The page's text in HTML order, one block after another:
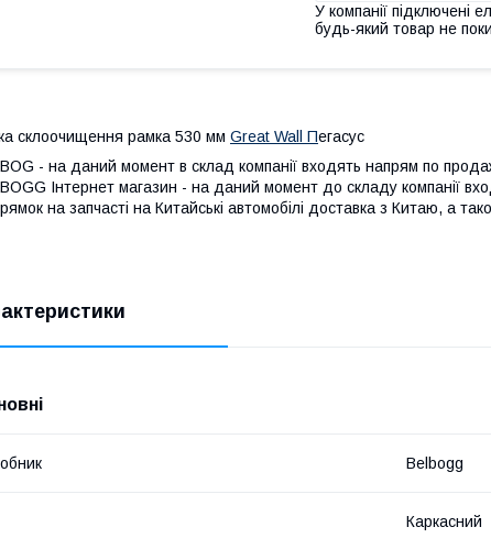
У компанії підключені
будь-який товар не
склоочищення рамка 530 мм Great Wall Пегасус
- на даний момент в склад компанії входять напрям по
Інтернет магазин - на даний момент до складу компанії
на запчасті на Китайські автомобілі доставка з Китаю, а
Belbogg
Каркасний